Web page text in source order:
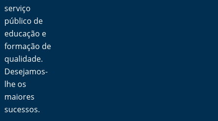
serviço
público de
educação e
formação de
qualidade.
Desejamos-
lhe os
maiores
sucessos.